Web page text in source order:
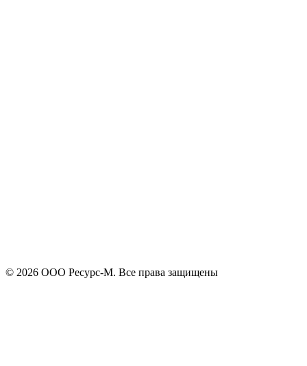
© 2026 ООО Ресурс-М. Все права защищены